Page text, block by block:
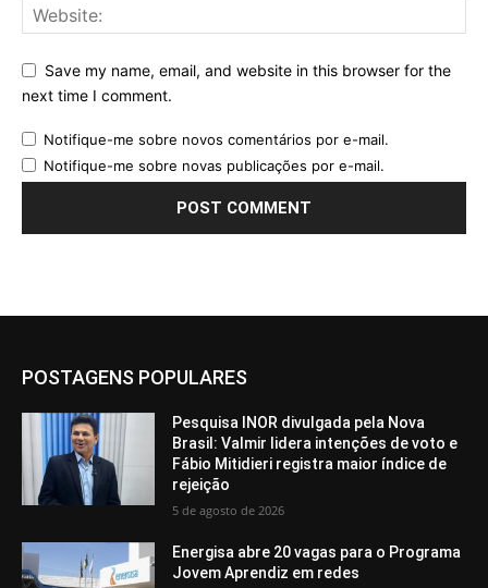
Save my name, email, and website in this browser for the
next time I comment.
Notifique-me sobre novos comentários por e-mail.
Notifique-me sobre novas publicações por e-mail.
POSTAGENS POPULARES
Pesquisa INOR divulgada pela Nova
Brasil: Valmir lidera intenções de voto e
Fábio Mitidieri registra maior índice de
rejeição
5 de agosto de 2026
Energisa abre 20 vagas para o Programa
Jovem Aprendiz em redes